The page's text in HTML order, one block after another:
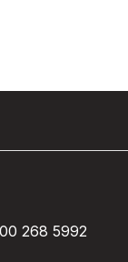
268 5992